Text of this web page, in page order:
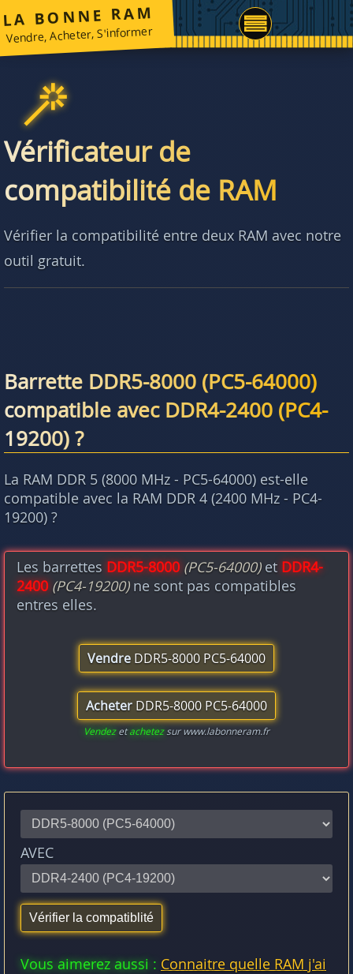
LA BONNE RAM
Vendre, Acheter, S'informer
Vérificateur de
compatibilité de RAM
Vérifier la compatibilité entre deux RAM avec notre
outil gratuit.
Barrette DDR5-8000 (PC5-64000)
compatible avec DDR4-2400 (PC4-
19200) ?
La RAM DDR 5 (8000 MHz - PC5-64000) est-elle
compatible avec la RAM DDR 4 (2400 MHz - PC4-
19200) ?
Les barrettes DDR5-8000 (PC5-64000)et DDR4-
2400 (PC4-19200)ne sont pas compatibles
entres elles.
Vendre DDR5-8000 PC5-64000
Acheter DDR5-8000 PC5-64000
Vendezetachetezsur www.labonneram.fr
AVEC
Vous aimerez aussi : Connaitre quelle RAM j'ai